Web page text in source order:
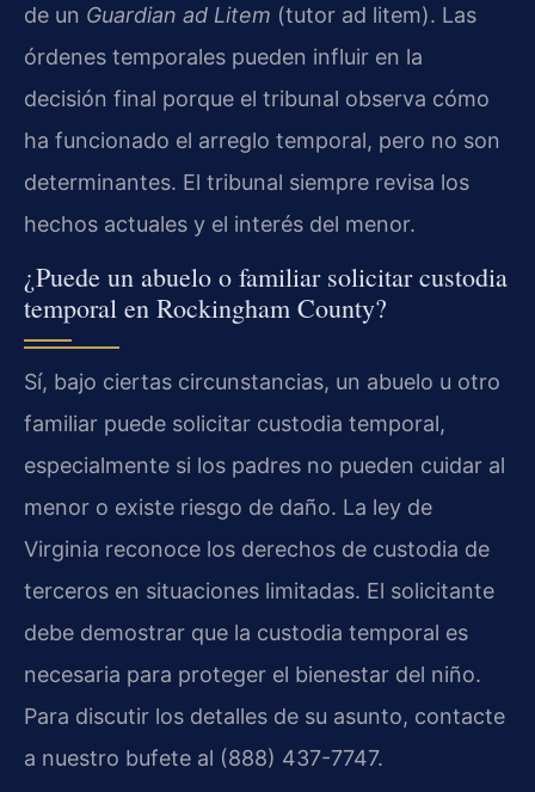
de un Guardian ad Litem (tutor ad litem). Las
órdenes temporales pueden influir en la
decisión final porque el tribunal observa cómo
ha funcionado el arreglo temporal, pero no son
determinantes. El tribunal siempre revisa los
hechos actuales y el interés del menor.
¿Puede un abuelo o familiar solicitar custodia
temporal en Rockingham County?
Sí, bajo ciertas circunstancias, un abuelo u otro
familiar puede solicitar custodia temporal,
especialmente si los padres no pueden cuidar al
menor o existe riesgo de daño. La ley de
Virginia reconoce los derechos de custodia de
terceros en situaciones limitadas. El solicitante
debe demostrar que la custodia temporal es
necesaria para proteger el bienestar del niño.
Para discutir los detalles de su asunto, contacte
a nuestro bufete al (888) 437-7747.